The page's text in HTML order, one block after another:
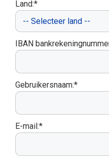
Land:*
IBAN
Gebruikersnaam:*
E-mail:*